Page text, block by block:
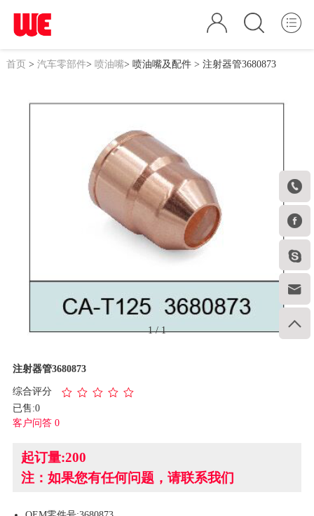





首页> 汽车零部件> 喷油嘴> 喷油嘴及配件> 注射器管3680873
1/1
注射器管3680873
综合评分
已售:0
客户问答 0
起订量:200
注：如果您有任何问题，请联系我们